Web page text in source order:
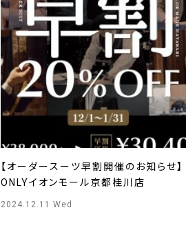
【オーダースーツ早割開催のお知らせ】
ONLYイオンモール京都桂川店
2024.12.11 Wed